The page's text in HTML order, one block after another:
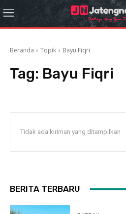
Beranda Topik Bayu Fiqri
Tag: Bayu Fiqri
Tidak ada kiriman yang ditampilkan
BERITA TERBARU